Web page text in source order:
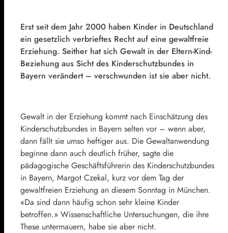
Erst seit dem Jahr 2000 haben Kinder in Deutschland
ein gesetzlich verbrieftes Recht auf eine gewaltfreie
Erziehung. Seither hat sich Gewalt in der Eltern-Kind-
Beziehung aus Sicht des Kinderschutzbundes in
Bayern verändert – verschwunden ist sie aber nicht.
Gewalt in der Erziehung kommt nach Einschätzung des
Kinderschutzbundes in Bayern selten vor – wenn aber,
dann fällt sie umso heftiger aus. Die Gewaltanwendung
beginne dann auch deutlich früher, sagte die
pädagogische Geschäftsführerin des Kinderschutzbundes
in Bayern, Margot Czekal, kurz vor dem Tag der
gewaltfreien Erziehung an diesem Sonntag in München.
«Da sind dann häufig schon sehr kleine Kinder
betroffen.» Wissenschaftliche Untersuchungen, die ihre
These untermauern, habe sie aber nicht.